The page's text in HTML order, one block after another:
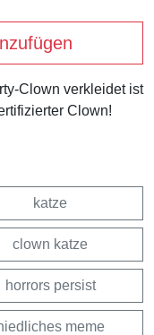
Clown verkleidet ist
Clown!
katze
clown katze
horrors persist
meme